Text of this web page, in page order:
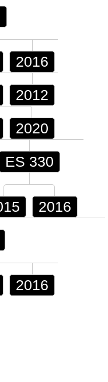
2016
2012
2020
ES 330
2016
2016